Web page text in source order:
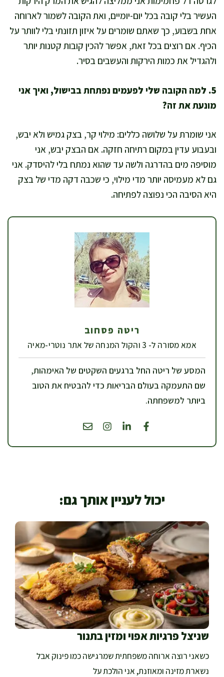
העשיר בלי קובה בכל יום-יומיים, ואת הקובה לשמור לארוחה
אחת בשבוע, כך שאתם שומרים על איזון תזונתי בלי לוותר על
הכיף. אם רוצים בכל זאת, אפשר להכין קובות קטנות יותר
ולהגדיל את כמות הירקות והעשבים בסיר.
5. למה הקובה שלי לפעמים נפתחת בבישול, ואיך אני
מונעת את זה?
אני שומרת על שלושה כללים: מילוי קר, בצק גמיש ולא יבש,
ובעבוע עדין במקום רתיחה חזקה. אם הבצק יבש, אני
מוסיפה מים בהדרגה ולשה עד שהוא נמתח בלי להיסדק. אני
גם לא מעמיסה יותר מדי מילוי, כי שכבה דקה מדי של בצק
היא הסיבה הכי נפוצה לפתיחה.
ריטה פסחוב
אמא מסורה ל- 3 והקול המנחה של אתר נוטרי-מאיה
המסע של ריטה החל ברגעים השקטים של האימהות,
שם התעמקה בעולם הבריאות כדי להבטיח את הטוב
ביותר למשפחתה.
יכול לעניין אותך גם:
שניצל פרגיות אפוי ומזין בתנור
כשאני רוצה ארוחה משפחתית שמרגישה כמו פינוק אבל
נשארת מזינה ומאוזנת, אני הולכת על